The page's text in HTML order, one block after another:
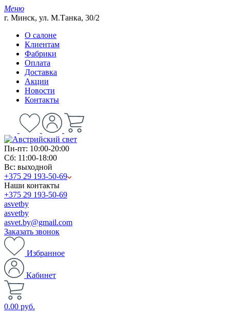
Меню
г. Минск, ул. М.Танка, 30/2
О салоне
Клиентам
Фабрики
Оплата
Доставка
Акции
Новости
Контакты
Пн-пт: 10:00-20:00
Сб: 11:00-18:00
Вс: выходной
+375 29 193-50-69
Наши контакты
+375 29 193-50-69
asvetby
asvetby
asvet.by@gmail.com
Заказать звонок
Избранное
Кабинет
0.00 руб.